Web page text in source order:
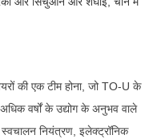
की एक टीम होना, जो TO-U के
वर्षों के उद्योग के अनुभव वाले
स्वचालन नियंत्रण, इलेक्ट्रॉनिक